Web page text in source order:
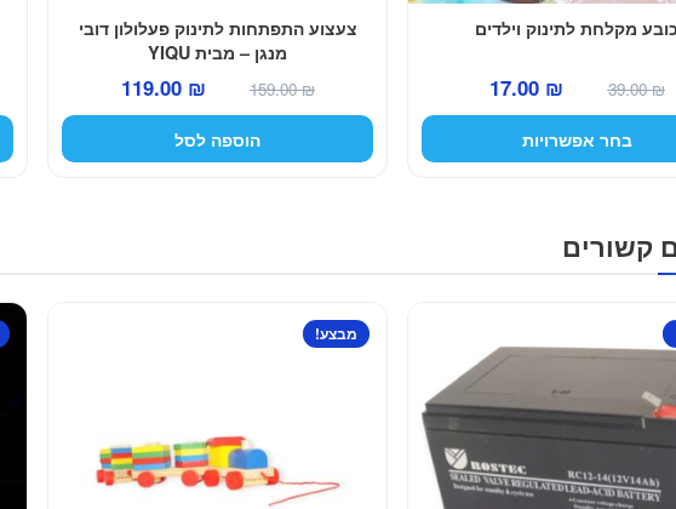
כובע מקלחת לתינוק וילדים
39.00₪
המחיר
המקורי
היה:
17.00 ₪
המחיר
הנוכחי
בחר אפשרויות
צעצוע התפתחות לתינוק פעלולון דובי
מנגן – מבית YIQU
159.00₪
המחיר
המקורי
היה:
119.00 ₪
הנוכחי
הוספה לסל
קשורים
מבצע!